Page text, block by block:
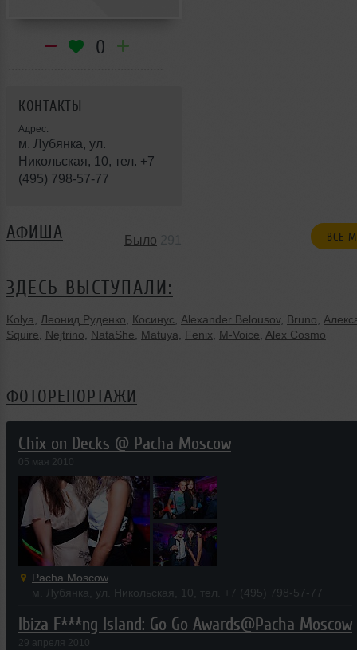
0
КОНТАКТЫ
Адрес:
м. Лубянка, ул.
Никольская, 10, тел. +7
(495) 798-57-77
ВСЕ
АФИША Было
ЗДЕСЬ ВЫСТУПАЛИ:
Kolya, Леонид Руденко, Косинус, Alexander Belousov, Bruno,
Squire, Nejtrino, NataShe, Matuya, Fenix, M-Voice, Alex Cosmo
ФОТОРЕПОРТАЖИ
Chix on Decks @ Pacha Moscow
05 мая 2010
Pacha Moscow
м. Лубянка, ул. Никольская, 10, тел. +7 (495) 798-57-77
Ibiza F***ng Island: Go Go Awards@Pacha Moscow
29 апреля 2010